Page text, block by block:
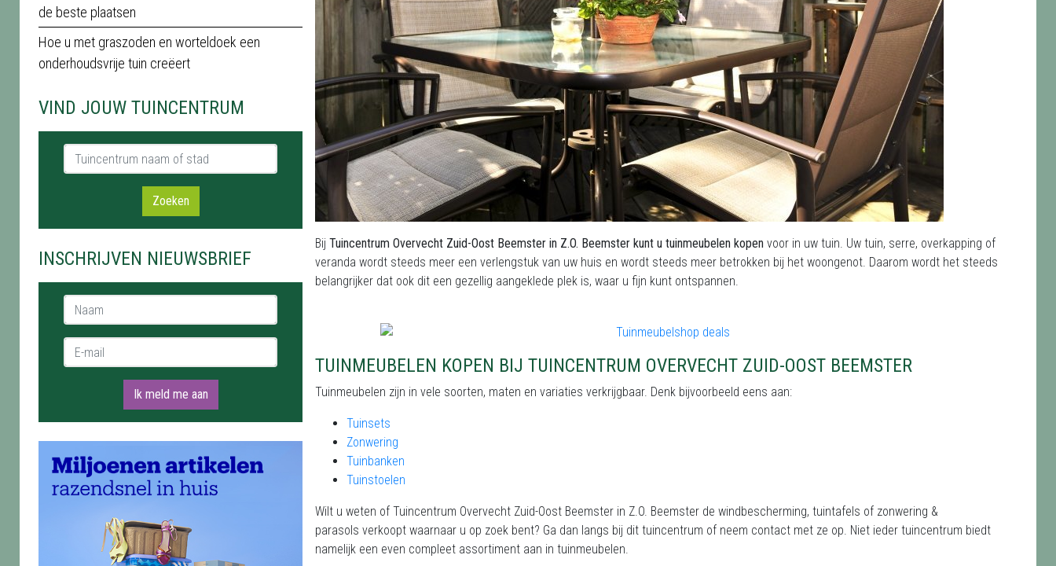
de beste plaatsen
Hoe u met graszoden en worteldoek een
onderhoudsvrije tuin creëert
VIND JOUW TUINCENTRUM
Tuincentrum naam of stad
Zoeken
INSCHRIJVEN NIEUWSBRIEF
Naam *
E-mail *
Ik meld me aan
Bij Tuincentrum Overvecht Zuid-Oost Beemster in Z.O. Beemster kunt u tuinmeubelen kopen voor in uw tuin. Uw tuin, serre, overkapping of
veranda wordt steeds meer een verlengstuk van uw huis en wordt steeds meer betrokken bij het woongenot. Daarom wordt het steeds
belangrijker dat ook dit een gezellig aangeklede plek is, waar u fijn kunt ontspannen.
TUINMEUBELEN KOPEN BIJ TUINCENTRUM OVERVECHT ZUID-OOST BEEMSTER
Tuinmeubelen zijn in vele soorten, maten en variaties verkrijgbaar. Denk bijvoorbeeld eens aan:
Tuinsets
Zonwering
Tuinbanken
Tuinstoelen
Wilt u weten of Tuincentrum Overvecht Zuid-Oost Beemster in Z.O. Beemster de windbescherming, tuintafels of zonwering &
parasols verkoopt waarnaar u op zoek bent? Ga dan langs bij dit tuincentrum of neem contact met ze op. Niet ieder tuincentrum biedt
namelijk een even compleet assortiment aan in tuinmeubelen.